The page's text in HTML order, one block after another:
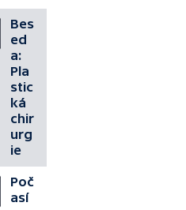
Bes
ed
a:
Pla
stic
ká
chir
urg
ie
Poč
así